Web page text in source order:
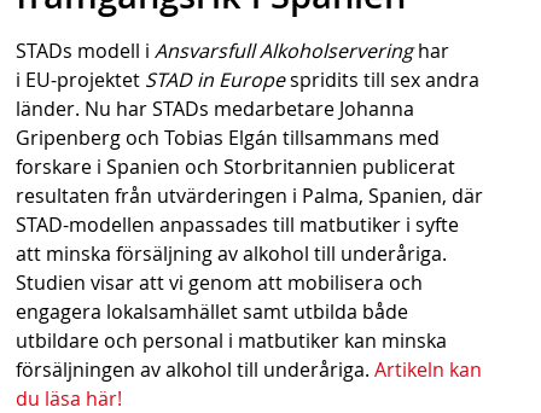
h
n
a
b
a
STADs modell iAnsvarsfull Alkoholserveringhar
i EU-projektet STAD in Europespridits till sex andra
länder. Nu har STADs medarbetare Johanna
Gripenberg och Tobias Elgán tillsammans med
forskare i Spanien och Storbritannien publicerat
resultaten från utvärderingen i Palma, Spanien, där
STAD-modellen anpassades till matbutiker i syfte
att minska försäljning av alkohol till underåriga.
Studien visar att vi genom att mobilisera och
engagera lokalsamhället samt utbilda både
utbildare och personal i matbutiker kan minska
försäljningen av alkohol till underåriga.Artikeln kan
du läsa här!